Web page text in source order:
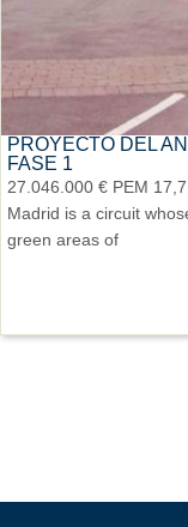
PROYECTO DEL
FASE 1
27.046.000 € PEM
Madrid is a circuit
green areas of